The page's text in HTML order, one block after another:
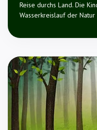
Reise durchs Land. Die
Wasserkreislauf der Natur